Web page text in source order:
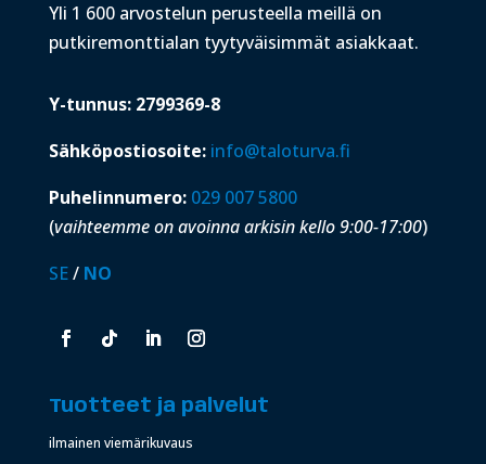
Yli 1 600 arvostelun perusteella meillä on
putkiremonttialan tyytyväisimmät asiakkaat.
Y-tunnus: 2799369-8
Sähköpostiosoite: info@taloturva.fi
Puhelinnumero: 029 007 5800
(vaihteemme on avoinna arkisin kello 9:00-17:00)
SE/ NO
Tuotteet ja palvelut
ilmainen viemärikuvaus